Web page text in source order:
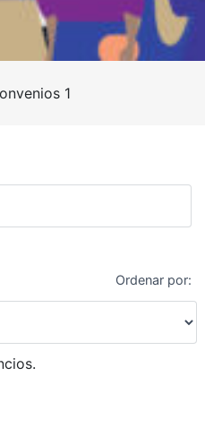
1
avanzada
Ordenar por: